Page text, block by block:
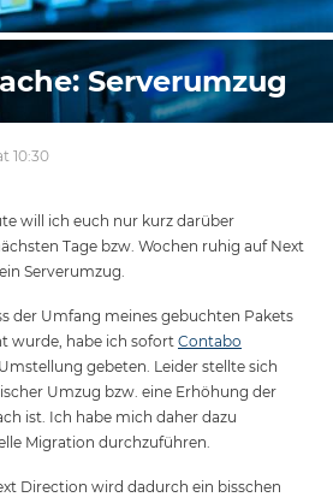
Serverumzug
10:30
will ich euch nur kurz darüber
Tage bzw. Wochen ruhig auf Next
Serverumzug.
der Umfang meines gebuchten Pakets
wurde, habe ich sofort Contabo
gebeten. Leider stellte sich
Umzug bzw. eine Erhöhung der
ist. Ich habe mich daher dazu
Migration durchzuführen.
Direction wird dadurch ein bisschen